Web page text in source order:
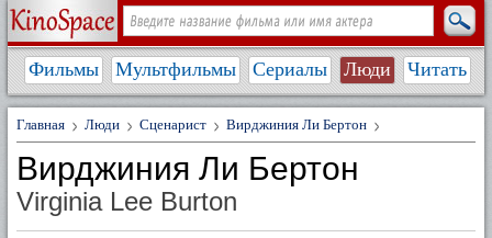
Фильмы Мультфильмы Сериалы Люди Читать
Главная Люди Сценарист Вирджиния Ли Бертон
Вирджиния Ли Бертон
Virginia Lee Burton